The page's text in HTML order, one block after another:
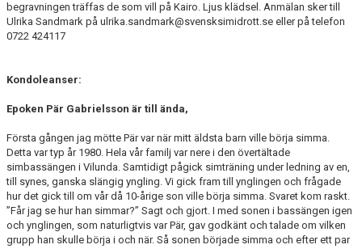
begravningen träffas de som vill på Kairo. Ljus klädsel. Anmälan sker till
Ulrika Sandmark på ulrika.sandmark@svensksimidrott.se eller på telefon
0722 424117
Kondoleanser:
Epoken Pär Gabrielsson är till ända,
Första gången jag mötte Pär var när mitt äldsta barn ville börja simma.
Detta var typ år 1980. Hela vår familj var nere i den övertältade
simbassängen i Vilunda. Samtidigt pågick simträning under ledning av en,
till synes, ganska slängig yngling. Vi gick fram till ynglingen och frågade
hur det gick till om vår då 10-årige son ville börja simma. Svaret kom raskt.
”Får jag se hur han simmar?” Sagt och gjort. I med sonen i bassängen igen
och ynglingen, som naturligtvis var Pär, gav godkänt och talade om vilken
grupp han skulle börja i och när. Så sonen började simma och efter ett par